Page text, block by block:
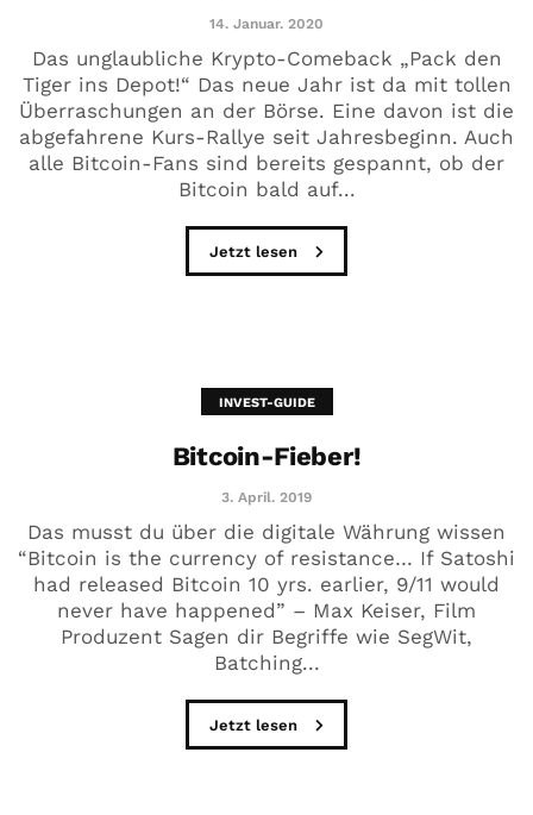
14. Januar. 2020
Das unglaubliche Krypto-Comeback „Pack den
Tiger ins Depot!“ Das neue Jahr ist da mit tollen
Überraschungen an der Börse. Eine davon ist die
abgefahrene Kurs-Rallye seit Jahresbeginn. Auch
alle Bitcoin-Fans sind bereits gespannt, ob der
Bitcoin bald auf...
Jetzt lesen
INVEST-GUIDE
Bitcoin-Fieber!
3. April. 2019
Das musst du über die digitale Währung wissen
“Bitcoin is the currency of resistance… If Satoshi
had released Bitcoin 10 yrs. earlier, 9/11 would
never have happened” – Max Keiser, Film
Produzent Sagen dir Begriffe wie SegWit,
Batching...
Jetzt lesen